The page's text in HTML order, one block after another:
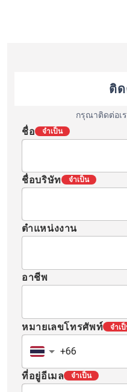
ติด
กรุณาติดต่อเ
ชื่อ จำเป็น
ชื่อบริษัท จำเป็น
ตำแหน่งงาน
อาชีพ
หมายเลขโทรศัพท์ จำเ
ที่อยู่อีเมล จำเป็น